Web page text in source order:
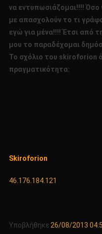
να εντυπωσιάζομαι!!!! Όσο
με απασχολούν το τι
εγώ για μένα!!!! Έτσι από
μου το παραδέχομαι
Το σχόλιο του skiroforion
πραγματικότητα:
Skiroforion
46.176.184.121
Υποβλήθηκε 26/08/2013